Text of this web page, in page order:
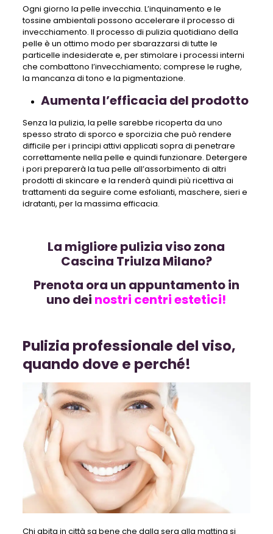
Ogni giorno la pelle invecchia. L’inquinamento e le
tossine ambientali possono accelerare il processo di
invecchiamento. Il processo di pulizia quotidiano della
pelle è un ottimo modo per sbarazzarsi di tutte le
particelle indesiderate e, per stimolare i processi interni
che combattono l’invecchiamento; comprese le rughe,
la mancanza di tono e la pigmentazione.
Aumenta l’efficacia del prodotto
Senza la pulizia, la pelle sarebbe ricoperta da uno
spesso strato di sporco e sporcizia che può rendere
difficile per i principi attivi applicati sopra di penetrare
correttamente nella pelle e quindi funzionare. Detergere
i pori preparerà la tua pelle all’assorbimento di altri
prodotti di skincare e la renderà quindi più ricettiva ai
trattamenti da seguire come esfolianti, maschere, sieri e
idratanti, per la massima efficacia.
La migliore pulizia viso zona
Cascina Triulza Milano?
Prenota ora un appuntamento in
uno dei nostri centri estetici!
Pulizia professionale del viso,
quando dove e perché!
Chi abita in città sa bene che dalla sera alla mattina si